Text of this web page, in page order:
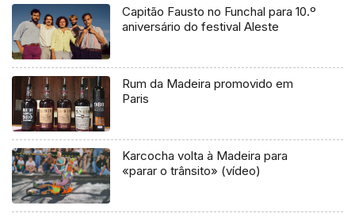
Capitão Fausto no Funchal para 10.º
aniversário do festival Aleste
Rum da Madeira promovido em
Paris
Karcocha volta à Madeira para
«parar o trânsito» (vídeo)